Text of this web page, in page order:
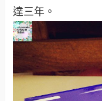
達三年。